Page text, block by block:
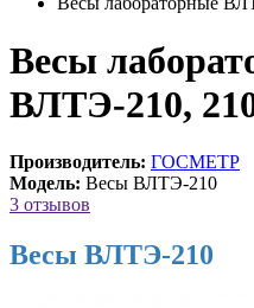
Весы
ВЛТЭ-210,
Производитель: ГОСМЕТР
Модель: Весы ВЛТЭ-210
3 отзывов
Весы ВЛТЭ-210